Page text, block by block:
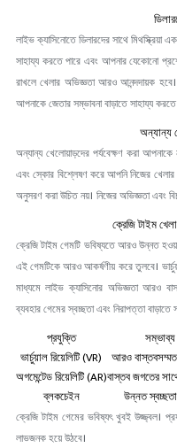
লাইভ ক্যাসিনোতে ডিলারদের সাথে মিথস্ক্রিয়া
সাহায্য করতে পারে এবং আপনার যেকোনো
রাখলে খেলার অভিজ্ঞতা আরও আনন্দদায়ক
আপনাকে জেতার সম্ভাবনা বাড়াতে সাহায্য করতে
অন্যান্য
অন্যান্য খেলোয়াড়দের পর্যবেক্ষণ করা
এবং স্কোর বিশ্লেষণ করে আপনি নিজের
অনুসরণ করা উচিত নয়। নিজের অভিজ্ঞতা এবং
ক্রেজি টাইম
ক্রেজি টাইম গেমটি ভবিষ্যতে আরও উন্নত
এই গেমটিকে আরও আকর্ষণীয় করে তুলবে।
মাধ্যমে লাইভ ক্যাসিনোর অভিজ্ঞতা আরও
ব্যবহার গেমের স্বচ্ছতা এবং নিরাপত্তা বাড়াতে
প্রযুক্তি
ভার্চুয়াল রিয়েলিটি (VR) আরও বাস্তবসম্মত
অগমেন্টেড রিয়েলিটি (AR)বাস্তব জগতের
ব্লকচেইন
উন্নত
ক্রেজি টাইম গেমের ভবিষ্যৎ খুবই উজ্জ্বল।
লাভজনক হয়ে উঠবে।